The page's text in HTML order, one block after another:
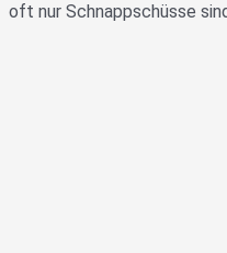
oft nur Schnappschüsse